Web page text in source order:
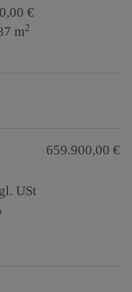
€
m2
659.900,00 €
USt